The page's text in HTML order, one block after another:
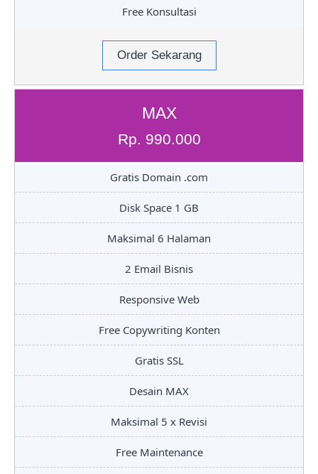
Free Konsultasi
Order Sekarang
MAX
Rp. 990.000
Gratis Domain .com
Disk Space 1 GB
Maksimal 6 Halaman
2 Email Bisnis
Responsive Web
Free Copywriting Konten
Gratis SSL
Desain MAX
Maksimal 5 x Revisi
Free Maintenance